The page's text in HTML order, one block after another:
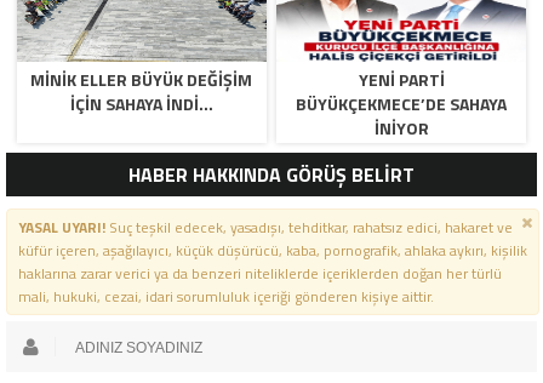
MİNİK ELLER BÜYÜK DEĞİŞİM
İÇİN SAHAYA İNDİ…
YENİ PARTİ
BÜYÜKÇEKMECE’DE SAHAYA
İNİYOR
HABER HAKKINDA GÖRÜŞ BELİRT
YASAL UYARI!Suç teşkil edecek, yasadışı, tehditkar, rahatsız edici, hakaret ve
küfür içeren, aşağılayıcı, küçük düşürücü, kaba, pornografik, ahlaka aykırı, kişilik
haklarına zarar verici ya da benzeri niteliklerde içeriklerden doğan her türlü
mali, hukuki, cezai, idari sorumluluk içeriği gönderen kişiye aittir.